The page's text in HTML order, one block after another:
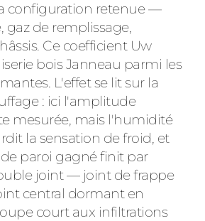
configuration retenue —
gaz de remplissage,
Ce coefficient Uw
bois Janneau parmi les
L'effet se lit sur la
: ici l'amplitude
mesurée, mais l'humidité
la sensation de froid, et
paroi gagné finit par
joint — joint de frappe
central dormant en
court aux infiltrations